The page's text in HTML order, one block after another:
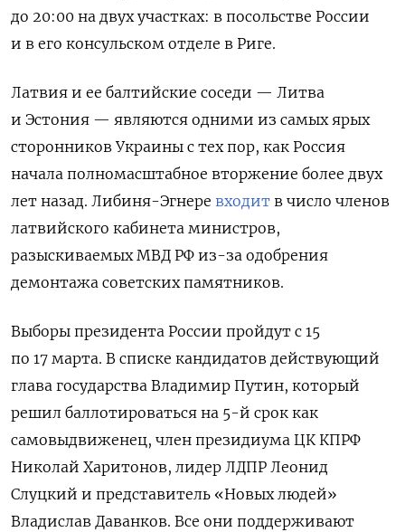
до 20:00 на двух участках: в посольстве России
и в его консульском отделе в Риге.
Латвия и ее балтийские соседи — Литва
и Эстония — являются одними из самых ярых
сторонников Украины с тех пор, как Россия
начала полномасштабное вторжение более двух
лет назад. Либиня-Эгнере входит в число членов
латвийского кабинета министров,
разыскиваемых МВД РФ из-за одобрения
демонтажа советских памятников.
Выборы президента России пройдут с 15
по 17 марта. В списке кандидатов действующий
глава государства Владимир Путин, который
решил баллотироваться на 5-й срок как
самовыдвиженец, член президиума ЦК КПРФ
Николай Харитонов, лидер ЛДПР Леонид
Слуцкий и представитель «Новых людей»
Владислав Даванков. Все они поддерживают